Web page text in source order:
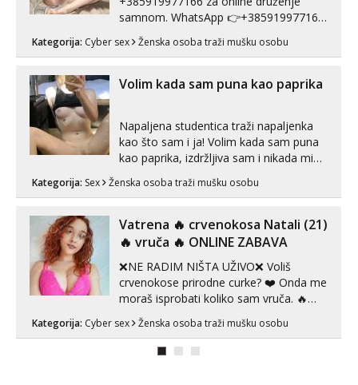
samnom. WhatsApp 👉+385919977166
Telegram 👉@enafriedrichkis Radim
videopozive s licem, solo i s partnerom,
kombinacije halteri, haljine, štikle,
samostojeće itd. Nudim svakakva videa
Kategorija: Cyber sex Ženska osoba traži mušku osobu
Volim kada sam puna kao paprika
Napaljena studentica traži napaljenka
kao što sam i ja! Volim kada sam puna
kao paprika, izdržljiva sam i nikada mi
puta dnevno bilo kad i bilo gdje zato se
link ispod i nadji me tamo, cekam te!
Kategorija: Sex Ženska osoba traži mušku osobu
Vatrena ‎️‍🔥 crvenokosa Natali (21)
‎️‍🔥 vruča‎ ️‍🔥 ONLINE ZABAVA
❌NE RADIM NIŠTA UŽIVO❌ Voliš
crvenokose prirodne curke? ❤️ Onda me
moraš isprobati koliko sam vruča.‎ ️‍🔥
MLADA vražica koja ima 100%
prorodne grudi, 💦 Misli su mi uvijek
prljave i u svemu vidim samo užitak. 💦
Kategorija: Cyber sex Ženska osoba traži mušku osobu